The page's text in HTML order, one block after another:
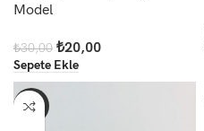
Model
₺30,00 ₺20,00
Sepete Ekle
-33%